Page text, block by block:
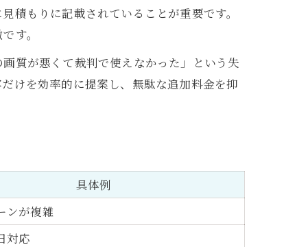
積もりに記載されていることが重要です。
す。
質が悪くて裁判で使えなかった」という失
けを効率的に提案し、無駄な追加料金を抑
具体例
ンが複雑
対応